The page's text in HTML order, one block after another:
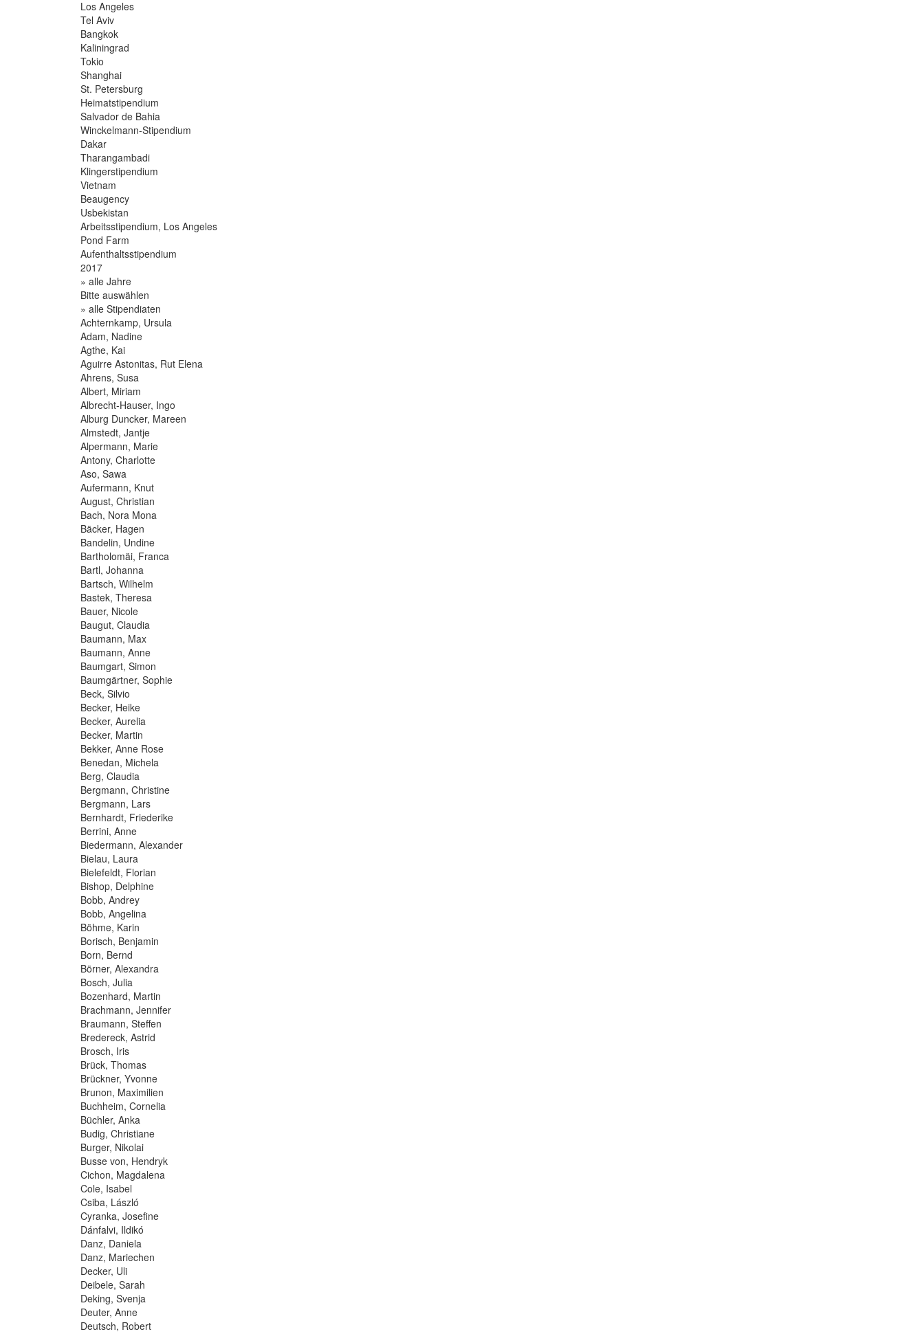
Los Angeles
Tel Aviv
Bangkok
Kaliningrad
Tokio
Shanghai
St. Petersburg
Heimatstipendium
Salvador de Bahia
Winckelmann-Stipendium
Dakar
Tharangambadi
Klingerstipendium
Vietnam
Beaugency
Usbekistan
Arbeitsstipendium, Los Angeles
Pond Farm
Aufenthaltsstipendium
2017
» alle Jahre
Bitte auswählen
» alle Stipendiaten
Achternkamp, Ursula
Adam, Nadine
Agthe, Kai
Aguirre Astonitas, Rut Elena
Ahrens, Susa
Albert, Miriam
Albrecht-Hauser, Ingo
Alburg Duncker, Mareen
Almstedt, Jantje
Alpermann, Marie
Antony, Charlotte
Aso, Sawa
Aufermann, Knut
August, Christian
Bach, Nora Mona
Bäcker, Hagen
Bandelin, Undine
Bartholomäi, Franca
Bartl, Johanna
Bartsch, Wilhelm
Bastek, Theresa
Bauer, Nicole
Baugut, Claudia
Baumann, Max
Baumann, Anne
Baumgart, Simon
Baumgärtner, Sophie
Beck, Silvio
Becker, Heike
Becker, Aurelia
Becker, Martin
Bekker, Anne Rose
Benedan, Michela
Berg, Claudia
Bergmann, Christine
Bergmann, Lars
Bernhardt, Friederike
Berrini, Anne
Biedermann, Alexander
Bielau, Laura
Bielefeldt, Florian
Bishop, Delphine
Bobb, Andrey
Bobb, Angelina
Böhme, Karin
Borisch, Benjamin
Born, Bernd
Börner, Alexandra
Bosch, Julia
Bozenhard, Martin
Brachmann, Jennifer
Braumann, Steffen
Bredereck, Astrid
Brosch, Iris
Brück, Thomas
Brückner, Yvonne
Brunon, Maximilien
Buchheim, Cornelia
Büchler, Anka
Budig, Christiane
Burger, Nikolai
Busse von, Hendryk
Cichon, Magdalena
Cole, Isabel
Csiba, László
Cyranka, Josefine
Dánfalvi, Ildikó
Danz, Daniela
Danz, Mariechen
Decker, Uli
Deibele, Sarah
Deking, Svenja
Deuter, Anne
Deutsch, Robert